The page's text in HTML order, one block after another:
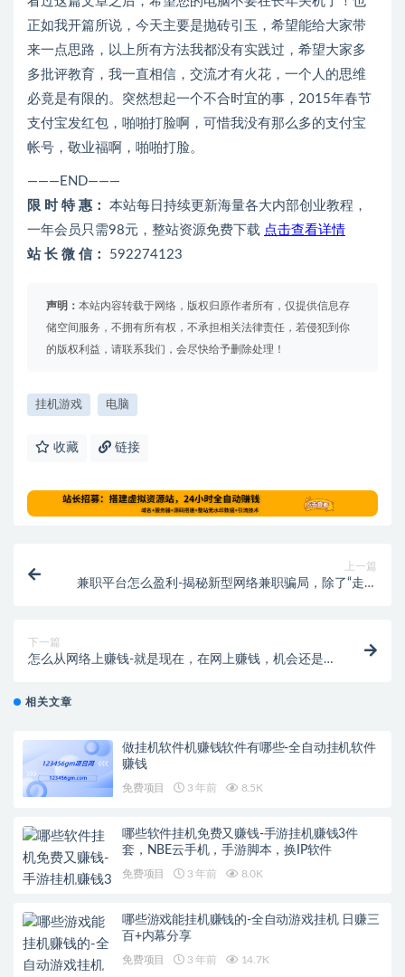
正如我开篇所说，今天主要是抛砖引玉，希望能给大家带
来一点思路，以上所有方法我都没有实践过，希望大家多
多批评教育，我一直相信，交流才有火花，一个人的思维
必竟是有限的。突然想起一个不合时宜的事，2015年春节
支付宝发红包，啪啪打脸啊，可惜我没有那么多的支付宝
帐号，敬业福啊，啪啪打脸。
———END———
限 时 特 惠： 本站每日持续更新海量各大内部创业教程，
一年会员只需98元，整站资源免费下载 点击查看详情
站 长 微 信： 592274123
声明： 本站内容转载于网络，版权归原作者所有，仅提供信息存
储空间服务，不拥有所有权，不承担相关法律责任，若侵犯到你
的版权利益，请联系我们，会尽快给予删除处理！
挂机游戏 电脑
收藏 链接
上一篇
兼职平台怎么盈利-揭秘新型网络兼职骗局，除了“走路
下一篇
怎么从网络上赚钱-就是现在，在网上赚钱，机会还是
相关文章
做挂机软件机赚钱软件有哪些-全自动挂机软件
赚钱
免费项目 3 年前 8.5K
哪些软件挂机免费又赚钱-手游挂机赚钱3件
套，NBE云手机，手游脚本，换IP软件
免费项目 3 年前 8.0K
哪些游戏能挂机赚钱的-全自动游戏挂机 日赚三
百+内幕分享
免费项目 3 年前 14.7K